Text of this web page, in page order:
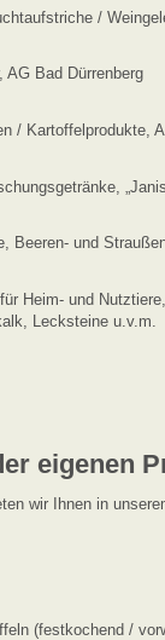
/
AG Bad Dürrenberg
/ Kartoffelprodukte,
Beeren- und
Heim- und
Lecksteine u.v.m.
eigenen
wir Ihnen in
(festkochend /